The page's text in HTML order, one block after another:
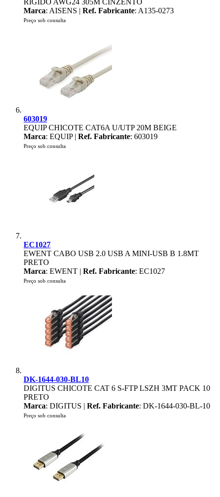
RÍGIDO AWG24 305M CINZENTO
Marca: AISENS | Ref. Fabricante: A135-0273
Preço sob consulta
603019
EQUIP CHICOTE CAT6A U/UTP 20M BEIGE
Marca: EQUIP | Ref. Fabricante: 603019
Preço sob consulta
EC1027
EWENT CABO USB 2.0 USB A MINI-USB B 1.8MT
PRETO
Marca: EWENT | Ref. Fabricante: EC1027
Preço sob consulta
DK-1644-030-BL10
DIGITUS CHICOTE CAT 6 S-FTP LSZH 3MT PACK 10
PRETO
Marca: DIGITUS | Ref. Fabricante: DK-1644-030-BL-10
Preço sob consulta